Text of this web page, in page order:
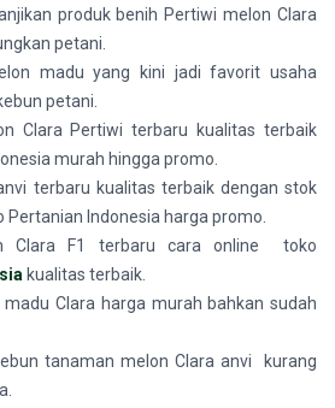
produk benih Pertiwi melon Clara
petani.
madu yang kini jadi favorit usaha
petani.
Clara Pertiwi terbaru kualitas terbaik
murah hingga promo.
terbaru kualitas terbaik dengan stok
Pertanian Indonesia harga promo.
Clara F1 terbaru cara online toko
kualitas terbaik.
Clara harga murah bahkan sudah
tanaman melon Clara anvi kurang